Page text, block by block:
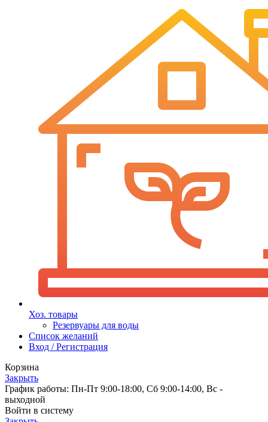
Хоз. товары
Резервуары для воды
Список желаний
Вход / Регистрация
Корзина
Закрыть
График работы: Пн-Пт 9:00-18:00, Сб 9:00-14:00, Вс -
выходной
Войти в систему